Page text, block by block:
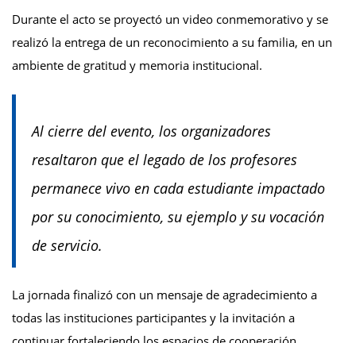
Durante el acto se proyectó un video conmemorativo y se
realizó la entrega de un reconocimiento a su familia, en un
ambiente de gratitud y memoria institucional.
Al cierre del evento, los organizadores
resaltaron que el legado de los profesores
permanece vivo en cada estudiante impactado
por su conocimiento, su ejemplo y su vocación
de servicio.
La jornada finalizó con un mensaje de agradecimiento a
todas las instituciones participantes y la invitación a